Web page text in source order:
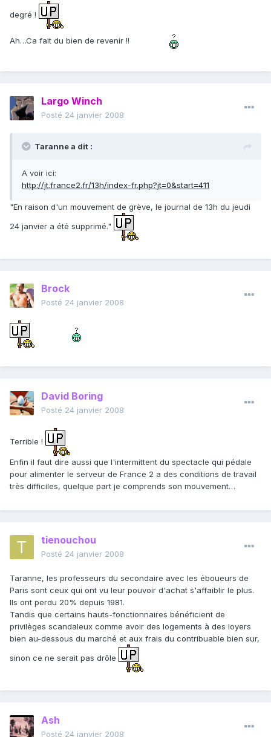
degré !
Ah…Ca fait du bien de revenir !!
Largo Winch
Posté 24 janvier 2008
Taranne a dit :
A voir ici:
http://jt.france2.fr/13h/index-fr.php?jt=0&start=411
"En raison d'un mouvement de grève, le journal de 13h du jeudi
24 janvier a été supprimé."
Brock
Posté 24 janvier 2008
David Boring
Posté 24 janvier 2008
Terrible !
Enfin il faut dire aussi que l'intermittent du spectacle qui pédale
pour alimenter le serveur de France 2 a des conditions de travail
très difficiles, quelque part je comprends son mouvement…
tienouchou
Posté 24 janvier 2008
Taranne, les professeurs du secondaire avec les éboueurs de
Paris sont ceux qui ont vu leur pouvoir d'achat s'affaiblir le plus.
Ils ont perdu 20% depuis 1981.
Tandis que certains hauts-fonctionnaires bénéficient de
privilèges scandaleux comme avoir des logements à des loyers
bien au-dessous du marché et aux frais du contribuable bien sur,
sinon ce ne serait pas drôle
Ash
Posté 24 janvier 2008